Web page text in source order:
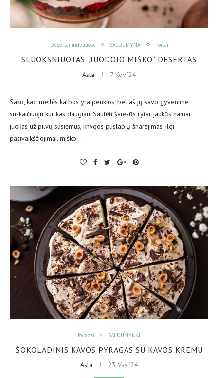
Desertai indeliuose SALDUMYNAI Tortai
SLUOKSNIUOTAS „JUODOJO MIŠKO“ DESERTAS
Asta 7 Kov ’24
Sako, kad meilės kalbos yra penkios, bet aš jų savo gyvenime
suskaičiuoju kur kas daugiau. Saulėti šviesūs rytai, jaukūs namai,
juokas už pilvų susiėmus, knygos puslapių šnarėjimas, ilgi
pasivaikščiojimai, miško…
Pyragai SALDUMYNAI
ŠOKOLADINIS KAVOS PYRAGAS SU KAVOS KREMU
Asta 23 Vas ’24